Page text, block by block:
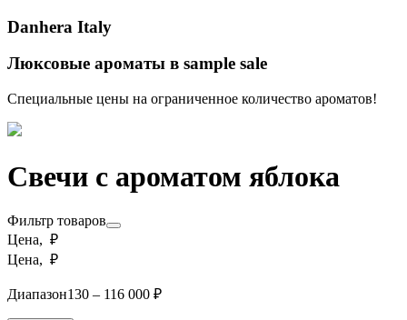
Danhera Italy
Люксовые ароматы в sample sale
Специальные цены на ограниченное количество ароматов!
Свечи с ароматом яблока
Фильтр товаров
Цена, ₽
Цена, ₽
Диапазон130 – 116 000 ₽